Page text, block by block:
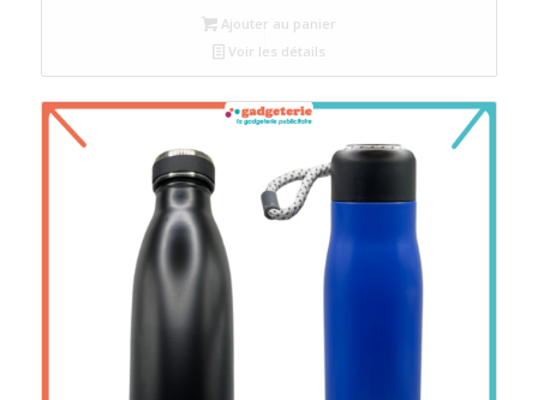
Ajouter au panier
Voir les détails